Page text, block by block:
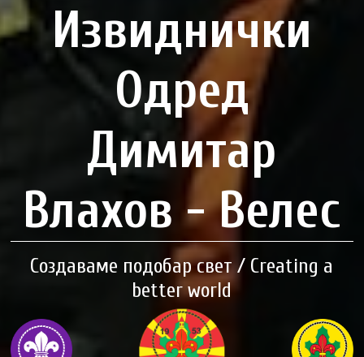
Извиднички
Одред
Димитар
Влахов - Велес
Создаваме подобар свет / Creating a
better world